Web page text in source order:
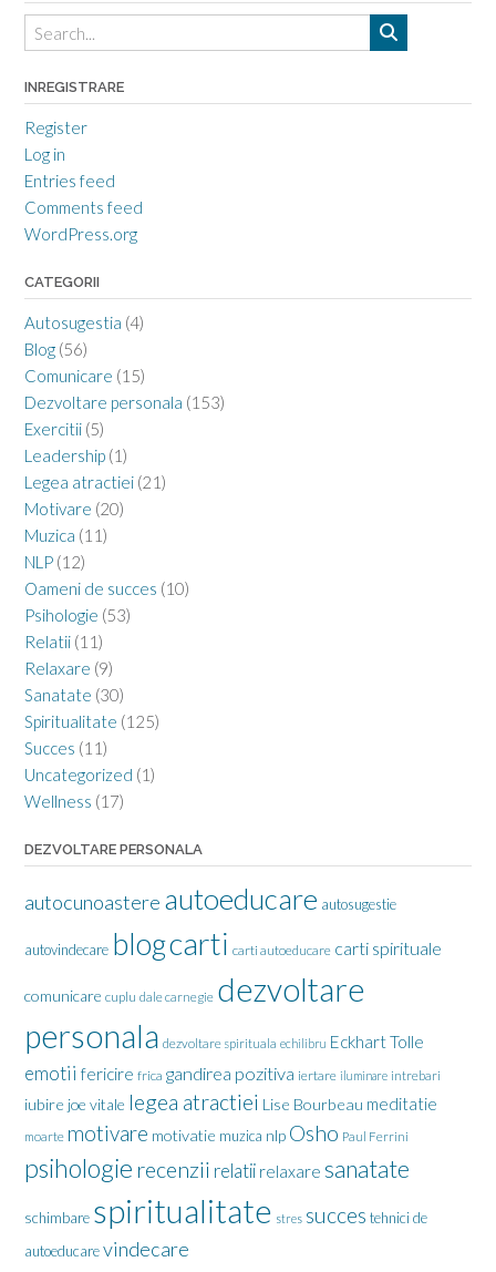
INREGISTRARE
Register
Log in
Entries feed
Comments feed
WordPress.org
CATEGORII
Autosugestia (4)
Blog (56)
Comunicare (15)
Dezvoltare personala (153)
Exercitii (5)
Leadership (1)
Legea atractiei (21)
Motivare (20)
Muzica (11)
NLP (12)
Oameni de succes (10)
Psihologie (53)
Relatii (11)
Relaxare (9)
Sanatate (30)
Spiritualitate (125)
Succes (11)
Uncategorized (1)
Wellness (17)
DEZVOLTARE PERSONALA
autocunoastere autoeducare autosugestie
autovindecare blogcarti carti autoeducare carti spirituale
comunicare cuplu dale carnegie dezvoltare
personala dezvoltare spirituala echilibru Eckhart Tolle
emotii fericire frica gandirea pozitiva iertare iluminare intrebari
iubire joe vitale legea atractiei Lise Bourbeau meditatie
moarte motivare motivatie muzica nlp Osho Paul Ferrini
psihologie recenzii relatii relaxare sanatate
schimbare spiritualitate stres succes tehnici de
autoeducarevindecare